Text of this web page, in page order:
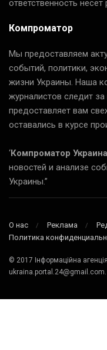
ответственность несет
Компроматор
Мы предоставляем
событий, политики,
жизни Украины. Наша
журналистов следит
предоставляет вам
оставались в курсе
‘Компроматор Украина
новостей и анализе
Украины.”
О нас Реклама
Политика
© 2017 Інформаційна
ukraina.portal.24@gmail.com.